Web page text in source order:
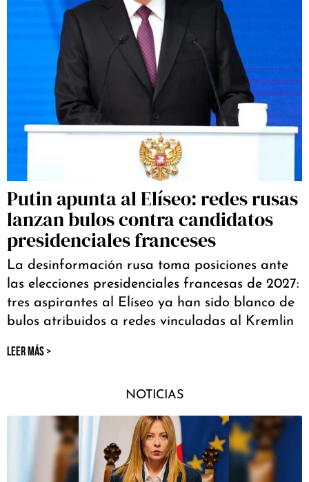
Putin apunta al Elíseo: redes rusas
lanzan bulos contra candidatos
presidenciales franceses
La desinformación rusa toma posiciones ante
las elecciones presidenciales francesas de 2027:
tres aspirantes al Elíseo ya han sido blanco de
bulos atribuidos a redes vinculadas al Kremlin
LEER MÁS >
NOTICIAS